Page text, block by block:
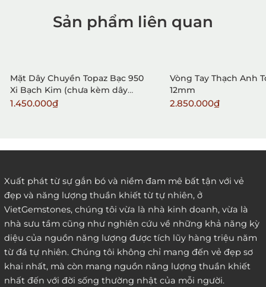
1. Mua hàng trực tiếp tại VietGemstones
3. Đặt hàng thông quaemail hay chat trực tiếp với
chúng tôi:
Sản phẩm liên quan
Mặt Dây Chuyền Topaz Bạc 950
Xi Bạch Kim (chưa kèm dây
đeo)
1.450.000₫
Vòng Tay Thạch Anh
12mm
2.850.000₫
Xuất phát từ sự gắn bó và niềm đam mê bất tận với vẻ
đẹp và năng lượng thuần khiết từ tự nhiên, ở
VietGemstones, chúng tôi vừa là nhà kinh doanh, vừa là
nhà sưu tầm cũng như nghiên cứu về những khả năng kỳ
diệu của nguồn năng lượng được tích lũy hàng triệu năm
từ đá tự nhiên. Chúng tôi không chỉ mang đến vẻ đẹp sơ
khai nhất, mà còn mang nguồn năng lượng thuần khiết
nhất đến với đời sống thường nhật của mỗi người.